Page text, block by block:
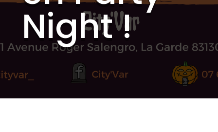
Night !